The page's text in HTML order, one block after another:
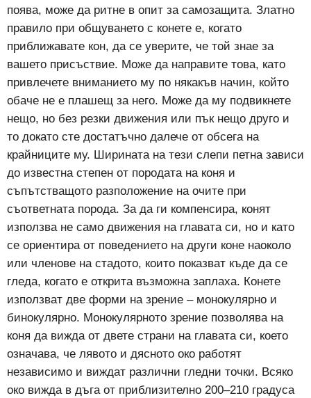
поява, може да ритне в опит за самозащита. Златно
правило при общуването с конете е, когато
приближавате кон, да се уверите, че той знае за
вашето присъствие. Може да направите това, като
привлечете вниманието му по някакъв начин, който
обаче не е плашещ за него. Може да му подвикнете
нещо, но без резки движения или пък нещо друго и
то докато сте достатъчно далече от обсега на
крайниците му. Ширината на тези слепи петна зависи
до известна степен от породата на коня и
съпътстващото разположение на очите при
съответната порода. За да ги компенсира, конят
използва не само движения на главата си, но и като
се ориентира от поведението на други коне наоколо
или членове на стадото, които показват къде да се
гледа, когато е открита възможна заплаха. Конете
използват две форми на зрение – монокулярно и
бинокулярно. Монокулярното зрение позволява на
коня да вижда от двете страни на главата си, което
означава, че лявото и дясното око работят
независимо и виждат различни гледни точки. Всяко
око вижда в дъга от приблизително 200–210 градуса